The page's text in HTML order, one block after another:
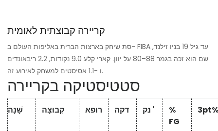
קריירה קבוצתית לאומית
סת שיחק בארצות הברית באליפות העולם ב- FIBA ​​עד גיל 19 בניו זילנד,
שם הוא זכה בגמר 88–80 על יוון. קארי קלע 9.0 נקודות, 2.2 ריבאונדים
ו -1.1 אסיסטים למשחק לאירוע זה.
סטטיסטיקה בקריירה
שָׁנָה קְבוּצָה רופא דקה נק '
%
FG
3pt%